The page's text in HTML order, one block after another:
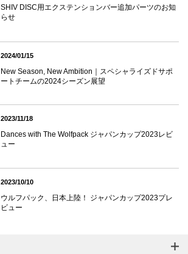
SHIV DISC用エクステンションバー追加パーツのお知
らせ
2024/01/15
New Season, New Ambition｜スペシャライズドサポ
ートチームの2024シーズン展望
2023/11/18
Dances with The Wolfpack ジャパンカップ2023レビ
ュー
2023/10/10
ウルフパック、日本上陸！ ジャパンカップ2023プレ
ビュー